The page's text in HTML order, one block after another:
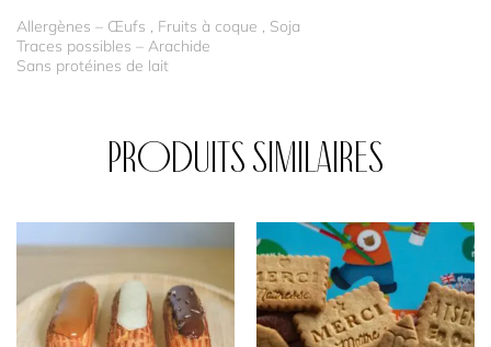
Allergènes – Œufs , Fruits à coque , Soja
Traces possibles – Arachide
Sans protéines de lait
Produits similaires